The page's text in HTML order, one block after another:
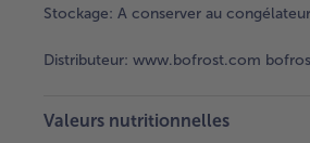
Stockage: A conserver au
Distributeur: www.bofrost.com
Valeurs nutritionnelles